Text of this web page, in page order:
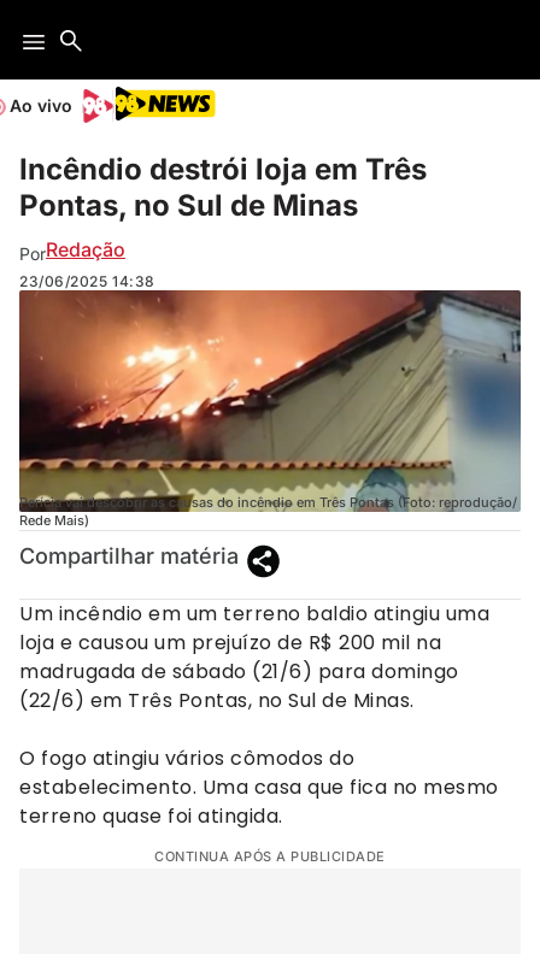
Ao vivo
Incêndio destrói loja em Três
Pontas, no Sul de Minas
PorRedação
23/06/2025 14:38
Perícia vai descobrir as causas do incêndio em Três Pontas (Foto: reprodução/
Rede Mais)
Compartilhar matéria
Um incêndio em um terreno baldio atingiu uma
loja e causou um prejuízo de R$ 200 mil na
madrugada de sábado (21/6) para domingo
(22/6) em Três Pontas, no Sul de Minas.
O fogo atingiu vários cômodos do
estabelecimento. Uma casa que fica no mesmo
terreno quase foi atingida.
CONTINUA APÓS A PUBLICIDADE